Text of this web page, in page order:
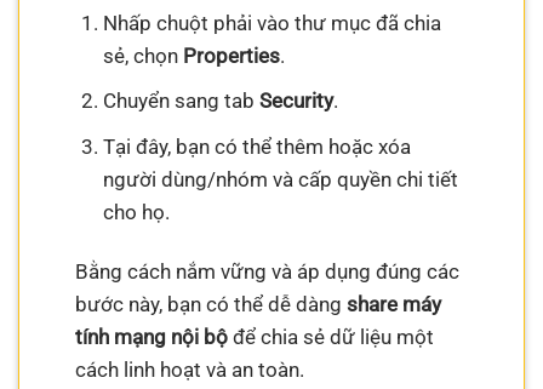
Nhấp chuột phải vào thư mục đã chia
sẻ, chọn Properties.
Chuyển sang tab Security.
Tại đây, bạn có thể thêm hoặc xóa
người dùng/nhóm và cấp quyền chi tiết
cho họ.
Bằng cách nắm vững và áp dụng đúng các
bước này, bạn có thể dễ dàngshare máy
tính mạng nội bộ để chia sẻ dữ liệu một
cách linh hoạt và an toàn.